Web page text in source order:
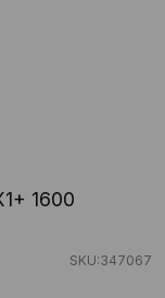
1600
SKU:347067